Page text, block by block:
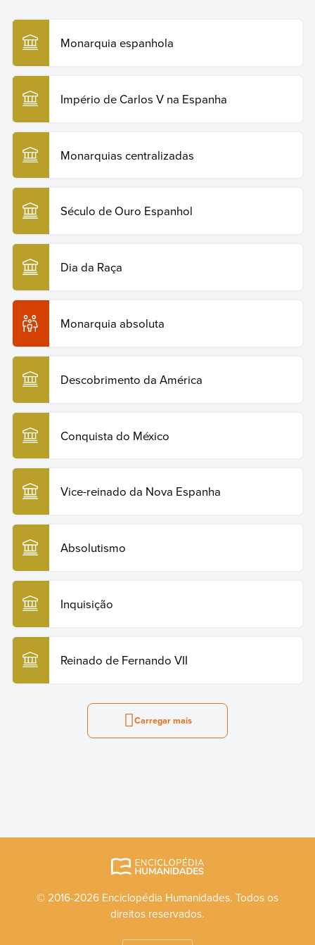
Monarquia espanhola
Império de Carlos V na Espanha
Monarquias centralizadas
Século de Ouro Espanhol
Dia da Raça
Monarquia absoluta
Descobrimento da América
Conquista do México
Vice-reinado da Nova Espanha
Absolutismo
Inquisição
Reinado de Fernando VII
Carregar mais
© 2016-2026 Enciclopédia Humanidades. Todos os
direitos reservados.